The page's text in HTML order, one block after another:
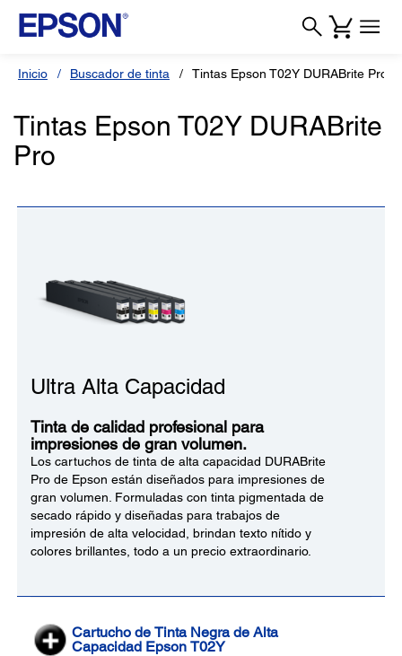
Inicio Buscador de tinta Tintas Epson T02Y DURABrite Pro
Tintas Epson T02Y DURABrite
Pro
Ultra Alta Capacidad
Tinta de calidad profesional para
impresiones de gran volumen.
Los cartuchos de tinta de alta capacidad DURABrite
Pro de Epson están diseñados para impresiones de
gran volumen. Formuladas con tinta pigmentada de
secado rápido y diseñadas para trabajos de
impresión de alta velocidad, brindan texto nítido y
colores brillantes, todo a un precio extraordinario.
Cartucho de Tinta Negra de Alta
Capacidad Epson T02Y